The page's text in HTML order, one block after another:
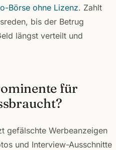
Börse ohne Lizenz. Zahlt
bis der Betrug
längst verteilt und
für
gefälschte Werbeanzeigen
und Interview-Ausschnitte